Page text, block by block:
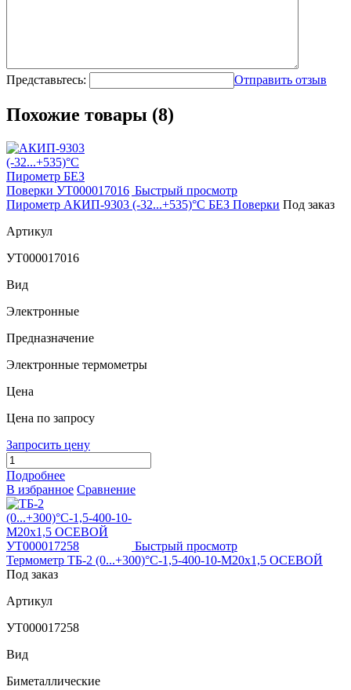
Представьтесь: Отправить отзыв
Похожие товары (8)
Быстрый просмотр
Пирометр АКИП-9303 (-32...+535)°С БЕЗ Поверки Под заказ
Артикул
УТ000017016
Вид
Электронные
Предназначение
Электронные термометры
Цена
Цена по запросу
Запросить цену
Подробнее
В избранное Сравнение
Быстрый просмотр
Термометр ТБ-2 (0...+300)°С-1,5-400-10-М20х1,5 ОСЕВОЙ
Под заказ
Артикул
УТ000017258
Вид
Биметаллические